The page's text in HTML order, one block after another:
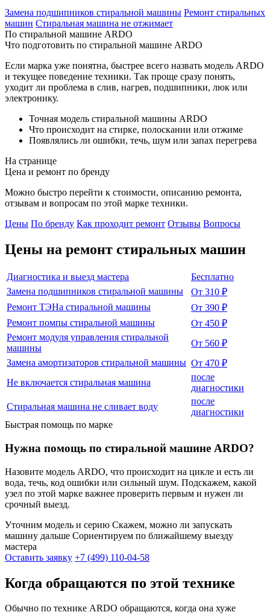
Замена подшипников стиральной машины Ремонт стиральных
машин Стиральная машина не отжимает
По стиральной машине ARDO
Что подготовить по стиральной машине ARDO
Если марка уже понятна, быстрее всего назвать модель ARDO
и текущее поведение техники. Так проще сразу понять,
уходит ли проблема в слив, нагрев, подшипники, люк или
электронику.
Точная модель стиральной машины ARDO
Что происходит на стирке, полоскании или отжиме
Появлялись ли ошибки, течь, шум или запах перегрева
На странице
Цена и ремонт по бренду
Можно быстро перейти к стоимости, описанию ремонта,
отзывам и вопросам по этой марке техники.
Цены По бренду Как проходит ремонт Отзывы Вопросы
Цены на ремонт стиральных машин
Диагностика и выезд мастера
Бесплатно
Замена подшипников стиральной машины
От 310 ₽
Ремонт ТЭНа стиральной машины
От 390 ₽
Ремонт помпы стиральной машины
От 450 ₽
Ремонт модуля управления стиральной
машины
От 560 ₽
Замена амортизаторов стиральной машины От 470 ₽
Не включается стиральная машина
после
диагностики
Стиральная машина не сливает воду
после
диагностики
Быстрая помощь по марке
Нужна помощь по стиральной машине ARDO?
Назовите модель ARDO, что происходит на цикле и есть ли
вода, течь, код ошибки или сильный шум. Подскажем, какой
узел по этой марке важнее проверить первым и нужен ли
срочный выезд.
Уточним модель и серию Скажем, можно ли запускать
машину дальше Сориентируем по ближайшему выезду
мастера
Оставить заявку +7 (499) 110-04-58
Когда обращаются по этой технике
Обычно по технике ARDO обращаются, когда она хуже